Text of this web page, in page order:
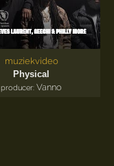
muziekvideo
Physical
producer: Vanno